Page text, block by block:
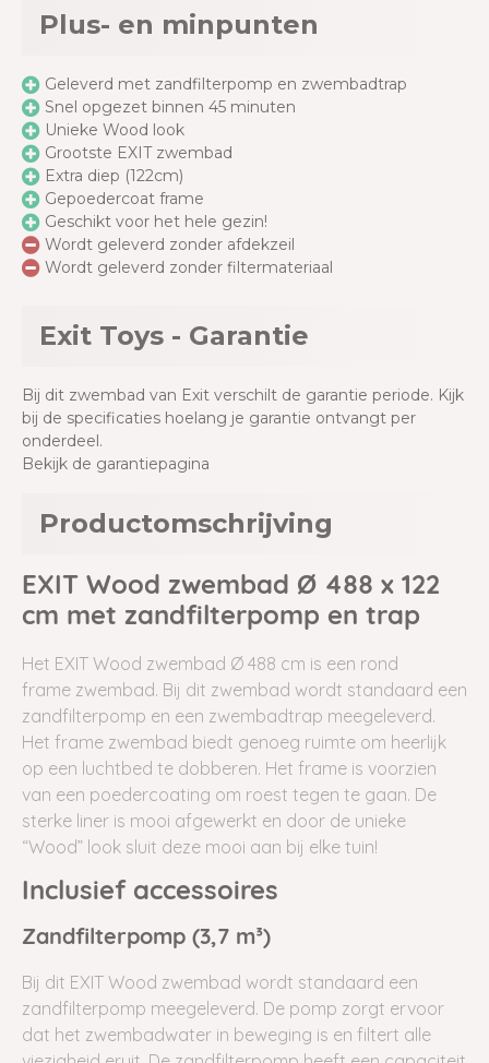
Plus- en minpunten
Geleverd met zandfilterpomp en zwembadtrap
Snel opgezet binnen 45 minuten
Unieke Wood look
Grootste EXIT zwembad
Extra diep (122cm)
Gepoedercoat frame
Geschikt voor het hele gezin!
Wordt geleverd zonder afdekzeil
Wordt geleverd zonder filtermateriaal
Exit Toys - Garantie
Bij dit zwembad van Exit verschilt de garantie periode. Kijk
bij de specificaties hoelang je garantie ontvangt per
onderdeel.
Bekijk de garantiepagina
Productomschrijving
EXIT Wood zwembad Ø 488 x 122
cm met zandfilterpomp en trap
Het EXIT Wood zwembad Ø 488 cm is een rond
frame zwembad. Bij dit zwembad wordt standaard een
zandfilterpomp en een zwembadtrap meegeleverd.
Het frame zwembad biedt genoeg ruimte om heerlijk
op een luchtbed te dobberen. Het frame is voorzien
van een poedercoating om roest tegen te gaan. De
sterke liner is mooi afgewerkt en door de unieke
“Wood” look sluit deze mooi aan bij elke tuin!
Inclusief accessoires
Zandfilterpomp (3,7 m³)
Bij dit EXIT Wood zwembad wordt standaard een
zandfilterpomp meegeleverd. De pomp zorgt ervoor
dat het zwembadwater in beweging is en filtert alle